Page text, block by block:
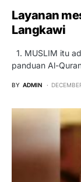
Layanan
Langkawi
1. MUSLIM itu
panduan Al-
BY ADMIN